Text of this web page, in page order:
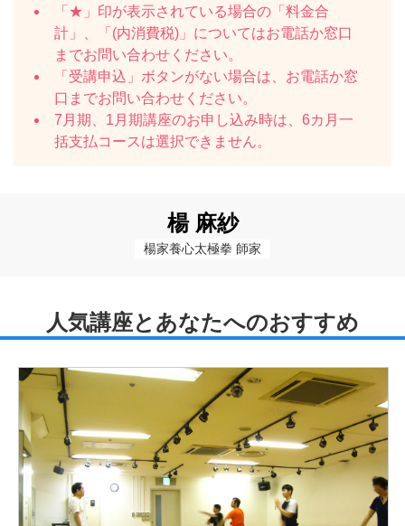
「★」印が表示されている場合の「料金合
計」、「(内消費税)」についてはお電話か窓口
までお問い合わせください。
「受講申込」ボタンがない場合は、お電話か窓
口までお問い合わせください。
7月期、1月期講座のお申し込み時は、6カ月一
括支払コースは選択できません。
楊 麻紗
楊家養心太極拳 師家